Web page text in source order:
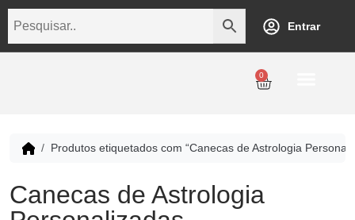
Entrar
0
Produtos etiquetados com “Canecas de Astrologia
Canecas de Astrologia